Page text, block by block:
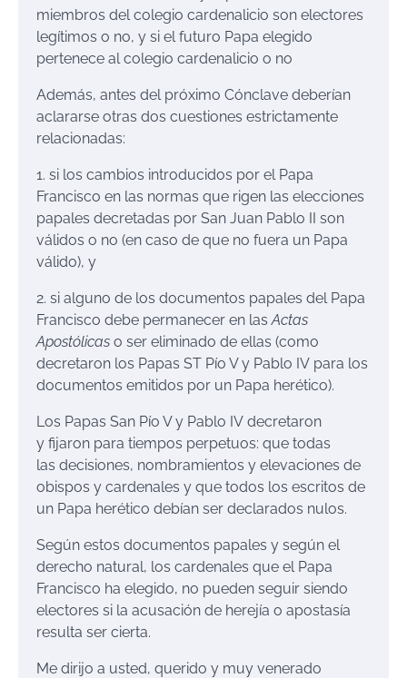
miembros del colegio cardenalicio son electores
legítimos o no, y si el futuro Papa elegido
pertenece al colegio cardenalicio o no
Además, antes del próximo Cónclave deberían
aclararse otras dos cuestiones estrictamente
relacionadas:
1. si los cambios introducidos por el Papa
Francisco en las normas que rigen las elecciones
papales decretadas por San Juan Pablo II son
válidos o no (en caso de que no fuera un Papa
válido), y
2. si alguno de los documentos papales del Papa
Francisco debe permanecer en lasActas
Apostólicas o ser eliminado de ellas (como
decretaron los Papas ST Pío V y Pablo IV para los
documentos emitidos por un Papa herético).
Los Papas San Pío V y Pablo IV decretaron
y fijaron para tiempos perpetuos: que todas
las decisiones, nombramientos y elevaciones de
obispos y cardenales y que todos los escritos de
un Papa herético debían ser declarados nulos.
Según estos documentos papales y según el
derecho natural, los cardenales que el Papa
Francisco ha elegido, no pueden seguir siendo
electores si la acusación de herejía o apostasía
resulta ser cierta.
Me dirijo a usted, querido y muy venerado